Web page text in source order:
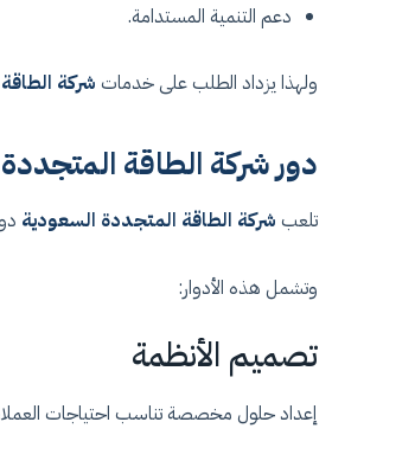
دعم التنمية المستدامة.
ولهذا يزداد الطلب على خدمات شركة
دور شركة الطاقة
تلعب شركة الطاقة المتجددة السعودية
وتشمل هذه الأدوار:
تصميم الأنظمة
إعداد حلول مخصصة تناسب احتياجات